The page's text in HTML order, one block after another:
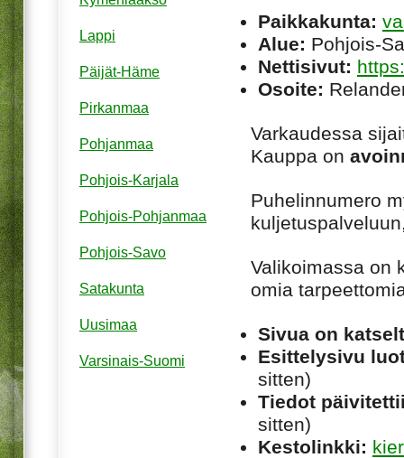
Paikkakunta:
Alue: Pohjois-
Nettisivut:
Osoite:
Varkaudessa
Kauppa on
Puhelinnumero
Valikoimassa on
omia
Sivua on
Esittelysivu
sitten)
Tiedot
sitten)
Kestolinkki:
Lappi
Päijät-Häme
Pirkanmaa
Pohjanmaa
Pohjois-Karjala
Pohjois-Pohjanmaa
Pohjois-Savo
Satakunta
Uusimaa
Varsinais-Suomi